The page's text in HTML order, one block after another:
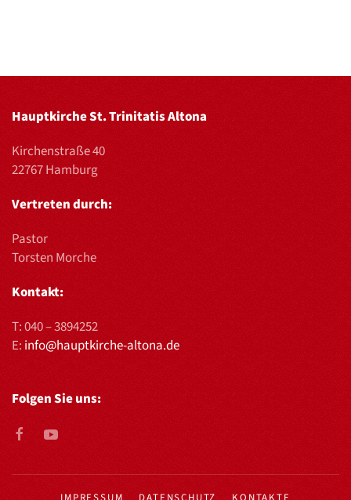
Hauptkirche St. Trinitatis Altona
Kirchenstraße 40
22767 Hamburg
Vertreten durch:
Pastor
Torsten Morche
Kontakt:
T:040 – 3894252
E: info@hauptkirche-altona.de
Folgen Sie uns: